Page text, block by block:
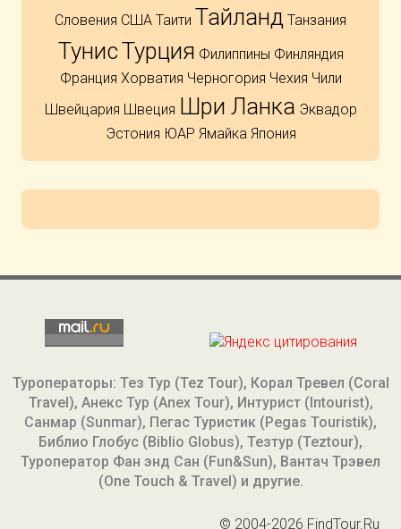
Словения США Таити Тайланд Танзания
ТунисТурция Филиппины Финляндия
Франция Хорватия Черногория Чехия Чили
Швейцария Швеция Шри Ланка Эквадор
Эстония ЮАР Ямайка Япония
Туроператоры: Тез Тур (Tez Tour), Корал Тревел (Coral
Travel), Анекс Тур (Anex Tour), Интурист (Intourist),
Санмар (Sunmar), Пегас Туристик (Pegas Touristik),
Библио Глобус (Biblio Globus), Тезтур (Teztour),
Туроператор Фан энд Сан (Fun&Sun), Вантач Трэвел
(One Touch & Travel) и другие.
© 2004-2026 FindTour.Ru